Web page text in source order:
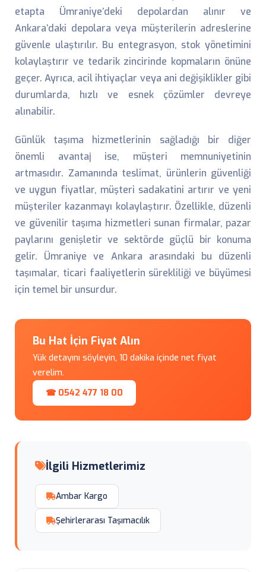
etapta Ümraniye’deki depolardan alınır ve
Ankara’daki depolara veya müşterilerin adreslerine
güvenle ulaştırılır. Bu entegrasyon, stok yönetimini
kolaylaştırır ve tedarik zincirinde kopmaların önüne
geçer. Ayrıca, acil ihtiyaçlar veya ani değişiklikler gibi
durumlarda, hızlı ve esnek çözümler devreye
alınabilir.
Günlük taşıma hizmetlerinin sağladığı bir diğer
önemli avantaj ise, müşteri memnuniyetinin
artmasıdır. Zamanında teslimat, ürünlerin güvenliği
ve uygun fiyatlar, müşteri sadakatini artırır ve yeni
müşteriler kazanmayı kolaylaştırır. Özellikle, düzenli
ve güvenilir taşıma hizmetleri sunan firmalar, pazar
paylarını genişletir ve sektörde güçlü bir konuma
gelir. Ümraniye ve Ankara arasındaki bu düzenli
taşımalar, ticari faaliyetlerin sürekliliği ve büyümesi
için temel bir unsurdur.
Bu Hat İçin Fiyat Alın
Yük detayını söyleyin, 10 dakika içinde net fiyat
verelim.
☎ 0542 477 18 00
İlgili Hizmetlerimiz
Ambar Kargo
Şehirlerarası Taşımacılık